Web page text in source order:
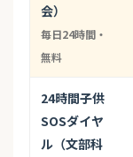
会）
毎日24時間・
無料
24時間子供
SOSダイヤ
ル（文部科